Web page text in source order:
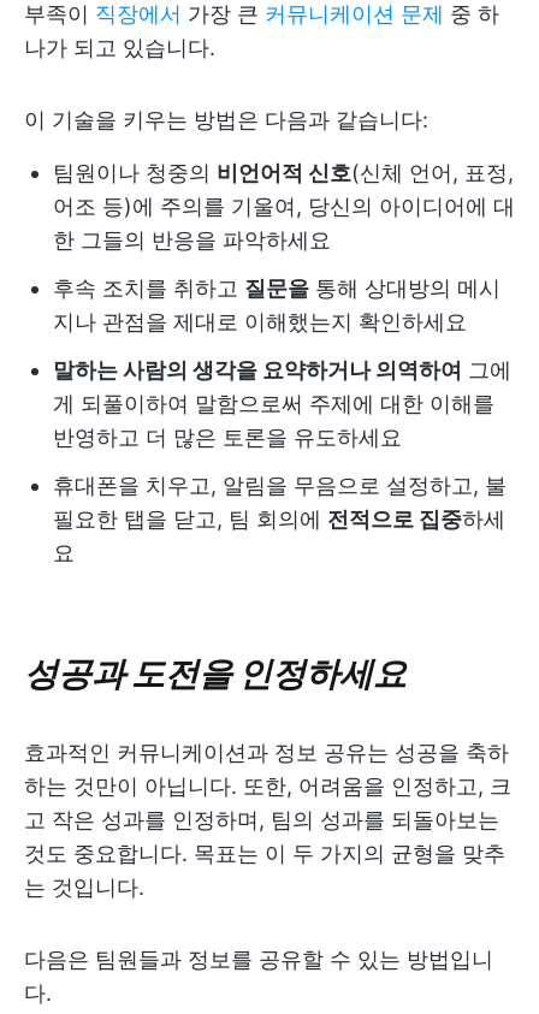
부족이 직장에서 가장 큰 커뮤니케이션 문제 중 하
나가 되고 있습니다.
이 기술을 키우는 방법은 다음과 같습니다:
팀원이나 청중의 비언어적 신호(신체 언어, 표정,
어조 등)에 주의를 기울여, 당신의 아이디어에 대
한 그들의 반응을 파악하세요
후속 조치를 취하고 질문을 통해 상대방의 메시
지나 관점을 제대로 이해했는지 확인하세요
말하는 사람의 생각을 요약하거나 의역하여 그에
게 되풀이하여 말함으로써 주제에 대한 이해를
반영하고 더 많은 토론을 유도하세요
휴대폰을 치우고, 알림을 무음으로 설정하고, 불
필요한 탭을 닫고, 팀 회의에 전적으로 집중하세
요
성공과 도전을 인정하세요
효과적인 커뮤니케이션과 정보 공유는 성공을 축하
하는 것만이 아닙니다. 또한, 어려움을 인정하고, 크
고 작은 성과를 인정하며, 팀의 성과를 되돌아보는
것도 중요합니다. 목표는 이 두 가지의 균형을 맞추
는 것입니다.
다음은 팀원들과 정보를 공유할 수 있는 방법입니
다.